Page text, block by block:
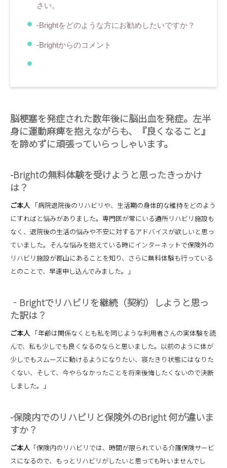
さい。
‐Brightをどのような方にお勧めしたいですか？
-Brightからのコメント
脳梗塞を発症された数年後に脳出血を発症。左半
身に運動麻痺を抱えながらも、『良くなること』
を諦めずに頑張っていらっしゃいます。
-Brightの無料体験を受けようと思ったきっかけ
は？
ご本人 「病院退院後のリハビリや、生活期の身体的な維持をどのよう
にすればと悩みがありました。専門医が常にいる通所リハビリ施設も
なく、退院後の生活の悩みや不安に対するアドバイスが欲しいと思っ
ていました。そんな悩みを抱えている時にインターネットで保険外の
リハビリ施設が郡山にあることを知り、さらに無料体験も行っている
とのことで、早速申し込んでみました。」
‐Brightでリハビリを継続（契約）しようと思っ
た訳は？
ご本人 「年齢は関係なくとも私を同じような利用者さんの実体験を読
んで、私も少しでも良くなるのならと思いました。以前のように体が
少しでもスムーズに動けるようになりたい、寝たきり状態にはなりた
くない、そして、今やらなかったことを将来後悔したくないので決断
しました。」
-保険内でのリハビリと保険外のBright 何が違いま
すか？
ご本人 「保険内のリハビリでは、時間が限られている介護保険サービ
スになるので、もっとリハビリがしたいと思っても叶いませんでし